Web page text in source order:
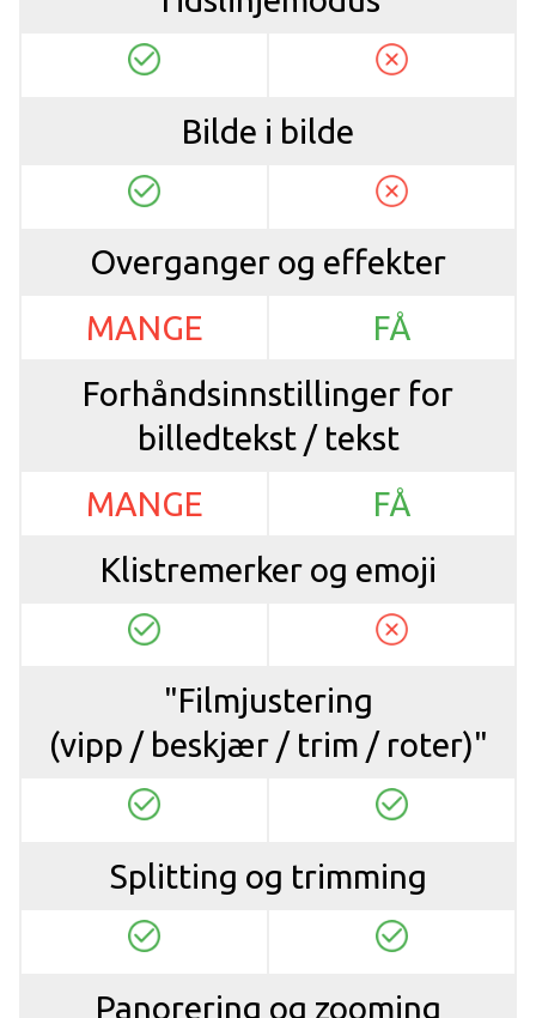
Bilde i bilde
Overganger og effekter
MANGE
FÅ
Forhåndsinnstillinger for
billedtekst / tekst
MANGE
FÅ
Klistremerker og emoji
"Filmjustering
(vipp / beskjær / trim / roter)"
Splitting og trimming
Panorering og zooming